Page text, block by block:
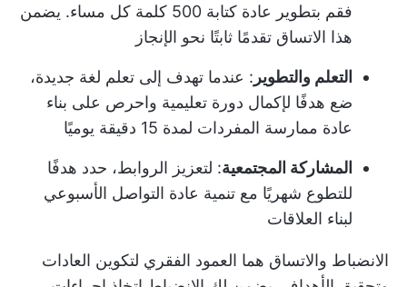
فقم بتطوير عادة كتابة 500 كلمة كل مساء. يضمن
هذا الاتساق تقدمًا ثابتًا نحو الإنجاز
التعلم والتطوير : عندما تهدف إلى تعلم لغة جديدة،
ضع هدفًا لإكمال دورة تعليمية واحرص على بناء
عادة ممارسة المفردات لمدة 15 دقيقة يوميًا
المشاركة المجتمعية: لتعزيز الروابط، حدد هدفًا
للتطوع شهريًا مع تنمية عادة التواصل الأسبوعي
لبناء العلاقات
الانضباط والاتساق هما العمود الفقري لتكوين العادات